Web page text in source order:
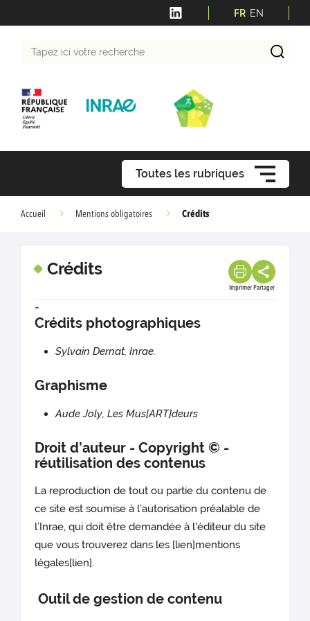
FR EN
Toutes les rubriques
Accueil Mentions obligatoires Crédits
Crédits
Imprimer Partager
-
Crédits photographiques
Sylvain Dernat, Inrae.
Graphisme
Aude Joly, Les Mus[ART]deurs
Droit d’auteur - Copyright © -
réutilisation des contenus
La reproduction de tout ou partie du contenu de
ce site est soumise à l’autorisation préalable de
l’Inrae, qui doit être demandée à l'éditeur du site
que vous trouverez dans les [lien]mentions
légales[lien].
Outil de gestion de contenu